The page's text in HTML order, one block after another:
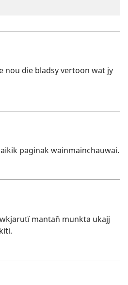
nou die bladsy vertoon wat jy
paginak wainmainchauwai.
mantañ munkta ukajj